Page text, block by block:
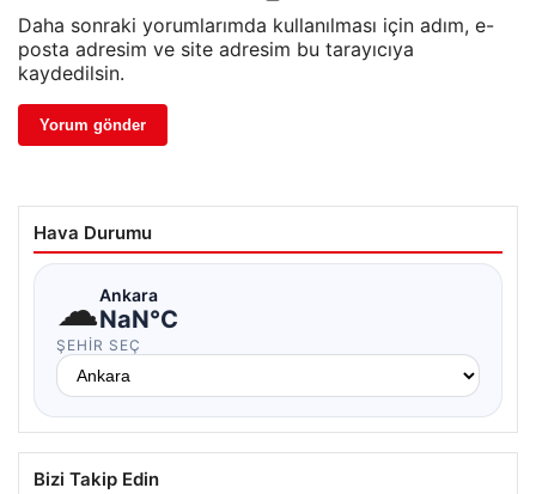
Daha sonraki yorumlarımda kullanılması için adım, e-
posta adresim ve site adresim bu tarayıcıya
kaydedilsin.
Hava Durumu
☁Ankara
NaN°C
ŞEHIR SEÇ
Bizi Takip Edin